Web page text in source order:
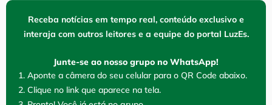
Receba notícias em tempo real, conteúdo exclusivo e
interaja com outros leitores e a equipe do portal LuzEs.
Junte-se ao nosso grupo no WhatsApp!
1. Aponte a câmera do seu celular para o QR Code abaixo.
2. Clique no link que aparece na tela.